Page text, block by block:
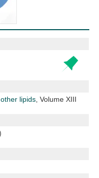
lipids , Volume XIII